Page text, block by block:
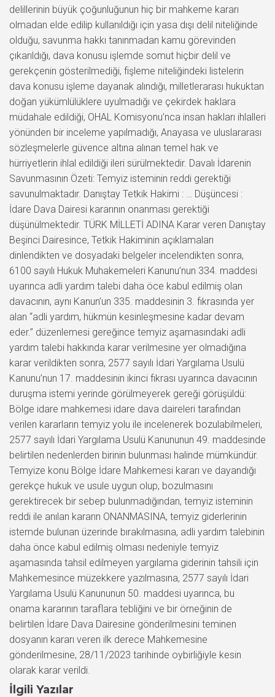
delillerinin büyük çoğunluğunun hiç bir mahkeme kararı
olmadan elde edilip kullanıldığı için yasa dışı delil niteliğinde
olduğu, savunma hakkı tanınmadan kamu görevinden
çıkarıldığı, dava konusu işlemde somut hiçbir delil ve
gerekçenin gösterilmediği, fişleme niteliğindeki listelerin
dava konusu işleme dayanak alındığı, milletlerarası hukuktan
doğan yükümlülüklere uyulmadığı ve çekirdek haklara
müdahale edildiği, OHAL Komisyonu’nca insan hakları ihlalleri
yönünden bir inceleme yapılmadığı, Anayasa ve uluslararası
sözleşmelerle güvence altına alınan temel hak ve
hürriyetlerin ihlal edildiği ileri sürülmektedir. Davalı İdarenin
Savunmasının Özeti: Temyiz isteminin reddi gerektiği
savunulmaktadır. Danıştay Tetkik Hakimi : … Düşüncesi :
İdare Dava Dairesi kararının onanması gerektiği
düşünülmektedir. TÜRK MİLLETİ ADINA Karar veren Danıştay
Beşinci Dairesince, Tetkik Hakiminin açıklamaları
dinlendikten ve dosyadaki belgeler incelendikten sonra,
6100 sayılı Hukuk Muhakemeleri Kanunu’nun 334. maddesi
uyarınca adli yardım talebi daha öce kabul edilmiş olan
davacının, aynı Kanun’un 335. maddesinin 3. fıkrasında yer
alan “adli yardım, hükmün kesinleşmesine kadar devam
eder.” düzenlemesi gereğince temyiz aşamasındaki adli
yardım talebi hakkında karar verilmesine yer olmadığına
karar verildikten sonra, 2577 sayılı İdari Yargılama Usulü
Kanunu’nun 17. maddesinin ikinci fıkrası uyarınca davacının
duruşma istemi yerinde görülmeyerek gereği görüşüldü:
Bölge idare mahkemesi idare dava daireleri tarafından
verilen kararların temyiz yolu ile incelenerek bozulabilmeleri,
2577 sayılı İdari Yargılama Usulü Kanununun 49. maddesinde
belirtilen nedenlerden birinin bulunması halinde mümkündür.
Temyize konu Bölge İdare Mahkemesi kararı ve dayandığı
gerekçe hukuk ve usule uygun olup, bozulmasını
gerektirecek bir sebep bulunmadığından, temyiz isteminin
reddi ile anılan kararın ONANMASINA, temyiz giderlerinin
istemde bulunan üzerinde bırakılmasına, adli yardım talebinin
daha önce kabul edilmiş olması nedeniyle temyiz
aşamasında tahsil edilmeyen yargılama giderinin tahsili için
Mahkemesince müzekkere yazılmasına, 2577 sayılı İdari
Yargılama Usulü Kanununun 50. maddesi uyarınca, bu
onama kararının taraflara tebliğini ve bir örneğinin de
belirtilen İdare Dava Dairesine gönderilmesini teminen
dosyanın kararı veren ilk derece Mahkemesine
gönderilmesine, 28/11/2023 tarihinde oybirliğiyle kesin
olarak karar verildi.
İlgili Yazılar